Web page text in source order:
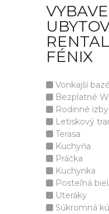
FÉNIX
Vonkajší
Bezplatné
Rodinné izby
Letiskový
Terasa
Kuchyňa
Práčka
Kuchynka
Posteľná
Uteráky
Súkromná